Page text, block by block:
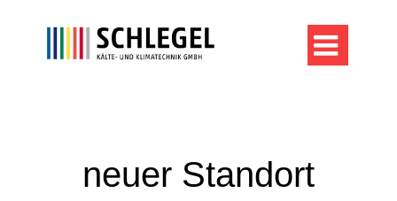

neuer Standort